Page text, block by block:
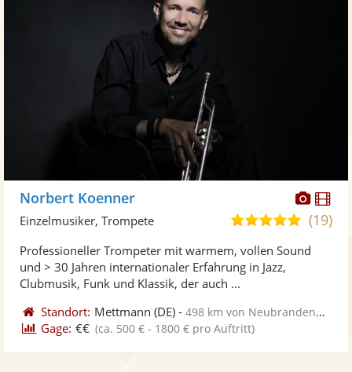
Norbert Koenner
5,0
5
(19)
Einzelmusiker, Trompete
Professioneller Trompeter mit warmem, vollen Sound
und > 30 Jahren internationaler Erfahrung in Jazz,
Clubmusik, Funk und Klassik, der auch ...
Standort: Mettmann (DE) -498 km von Neubrandenburg
Gage: €€ (ca. 500 € - 1800 € pro Auftritt)